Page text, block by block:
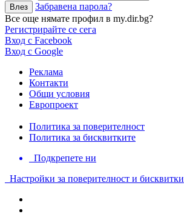
Забравена парола?
Все още нямате профил в my.dir.bg?
Регистрирайте се сега
Вход с Facebook
Вход с Google
Реклама
Контакти
Общи условия
Европроект
Политика за поверителност
Политика за бисквитките
Подкрепете ни
Настройки за поверителност и бисквитки